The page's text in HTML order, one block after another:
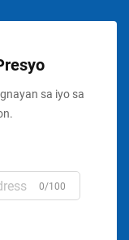
sa iyo sa
0/100